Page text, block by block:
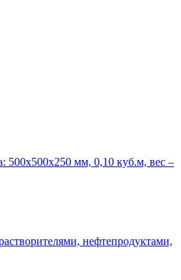
500х500х250 мм, 0,10 куб.м, вес –
нефтепродуктами,